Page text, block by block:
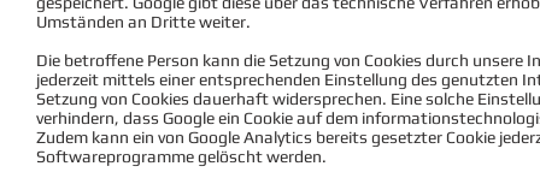
Umständen an Dritte weiter.
Die betroffene Person kann die Setzung von Cookies durch
jederzeit mittels einer entsprechenden Einstellung des genutzten
Setzung von Cookies dauerhaft widersprechen. Eine solche
verhindern, dass Google ein Cookie auf dem
Zudem kann ein von Google Analytics bereits gesetzter Cookie
Softwareprogramme gelöscht werden.